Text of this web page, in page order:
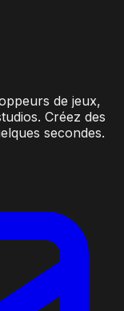
de jeux,
Créez des
secondes.